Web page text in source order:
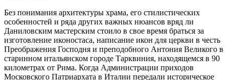
Без понимания архитектуры храма, его стилистических
особенностей и ряда других важных нюансов вряд ли
Даниловским мастерским стоило в свое время браться за
изготовление иконостаса, написание икон для церкви в честь
Преображения Господня и преподобного Антония Великого в
старинном итальянском городе Тарквиния, находящемся в 90
километрах от Рима. Когда Администрации приходов
Московского Патриархата в Италии передали историческое